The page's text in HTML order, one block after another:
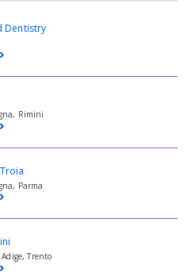
Dentistry
Rimini
Parma
Trento